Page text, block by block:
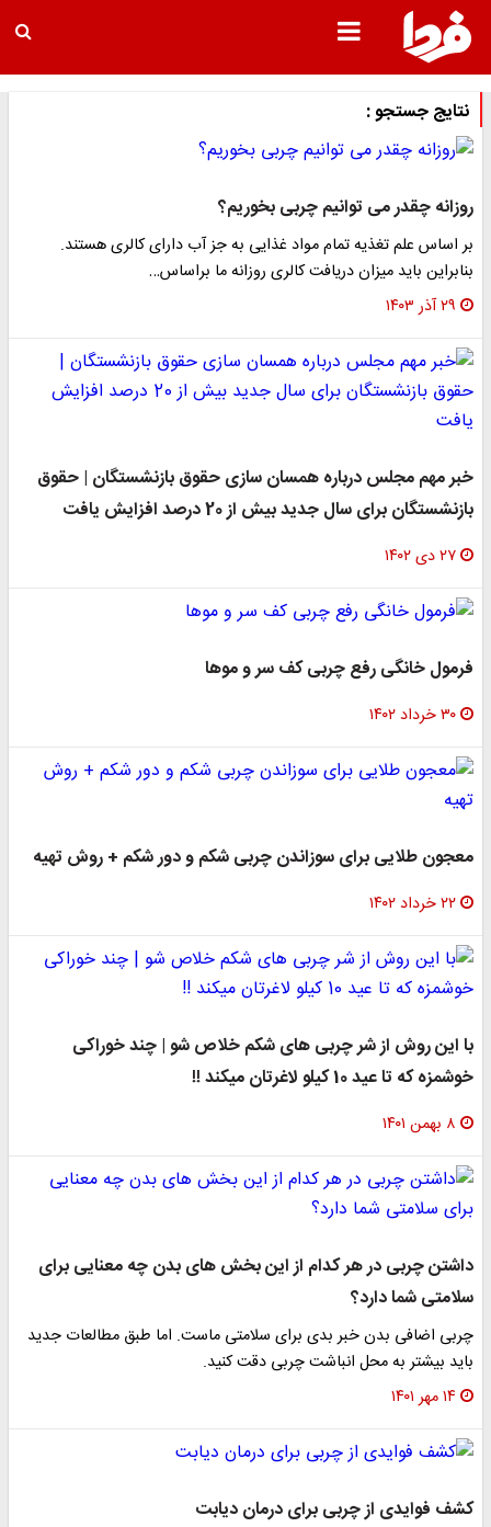
نتایج جستجو :
روزانه چقدر می توانیم چربی بخوریم؟
بر اساس علم تغذیه تمام مواد غذایی به جز آب دارای کالری هستند.
بنابراین باید میزان دریافت کالری روزانه ما براساس…
۲۹ آذر ۱۴۰۳
خبر مهم مجلس درباره همسان سازی حقوق بازنشستگان | حقوق
بازنشستگان برای سال جدید بیش از 20 درصد افزایش یافت
۲۷ دی ۱۴۰۲
فرمول خانگی رفع چربی کف سر و موها
۳۰ خرداد ۱۴۰۲
معجون طلایی برای سوزاندن چربی شکم و دور شکم + روش تهیه
۲۲ خرداد ۱۴۰۲
با این روش از شر چربی های شکم خلاص شو | چند خوراکی
خوشمزه که تا عید 10 کیلو لاغرتان میکند !!
۸ بهمن ۱۴۰۱
داشتن چربی در هر کدام از این بخش های بدن چه معنایی برای
سلامتی شما دارد؟
چربی اضافی بدن خبر بدی برای سلامتی ماست. اما طبق مطالعات جدید
باید بیشتر به محل انباشت چربی دقت کنید.
۱۴ مهر ۱۴۰۱
کشف فوایدی از چربی برای درمان دیابت